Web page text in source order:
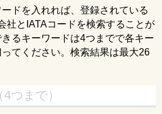
ドを入れれば、登録されている
社とIATAコードを検索することが
るキーワードは4つまでで各キー
てください。検索結果は最大26